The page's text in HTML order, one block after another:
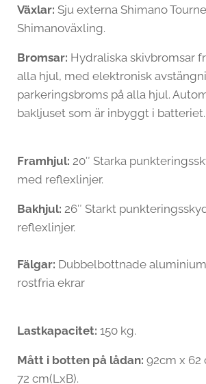
Växlar:Sju externa Shimano
Shimanoväxling.
Bromsar: Hydraliska skivbromsar
alla hjul, med elektronisk
parkeringsbroms på alla hjul.
bakljuset som är inbyggt i batteriet.
Framhjul:20″ Starka
med reflexlinjer.
Bakhjul: 26″ Starkt
reflexlinjer.
Fälgar: Dubbelbottnade
rostfria ekrar
Lastkapacitet:150 kg.
Mått i botten på lådan:92cm x 62
72 cm(LxB).